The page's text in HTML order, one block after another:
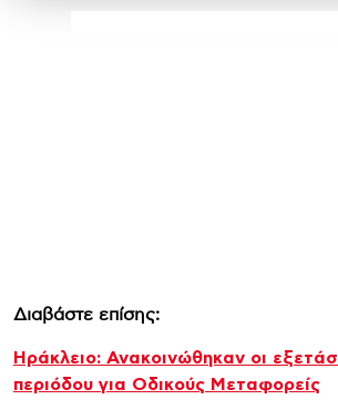
Διαβάστε επίσης:
Ηράκλειο: Ανακοινώθηκαν οι
περιόδου για Οδικούς Μεταφορείς